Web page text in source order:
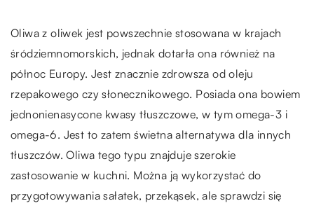
Oliwa z oliwek jest powszechnie stosowana w krajach
śródziemnomorskich, jednak dotarła ona również na
północ Europy. Jest znacznie zdrowsza od oleju
rzepakowego czy słonecznikowego. Posiada ona bowiem
jednonienasycone kwasy tłuszczowe, w tym omega-3 i
omega-6. Jest to zatem świetna alternatywa dla innych
tłuszczów. Oliwa tego typu znajduje szerokie
zastosowanie w kuchni. Można ją wykorzystać do
przygotowywania sałatek, przekąsek, ale sprawdzi się